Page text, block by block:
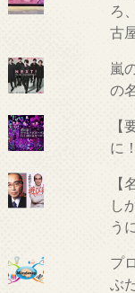
ろ
古
嵐
の
に
し
う
プ
ぶ